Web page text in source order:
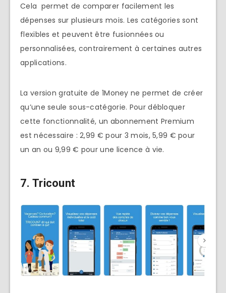
Cela permet de comparer facilement les
dépenses sur plusieurs mois. Les catégories sont
flexibles et peuvent être fusionnées ou
personnalisées, contrairement à certaines autres
applications.
La version gratuite de 1Money ne permet de créer
qu’une seule sous-catégorie. Pour débloquer
cette fonctionnalité, un abonnement Premium
est nécessaire : 2,99 € pour 3 mois, 5,99 € pour
un an ou 9,99 € pour une licence à vie.
7. Tricount